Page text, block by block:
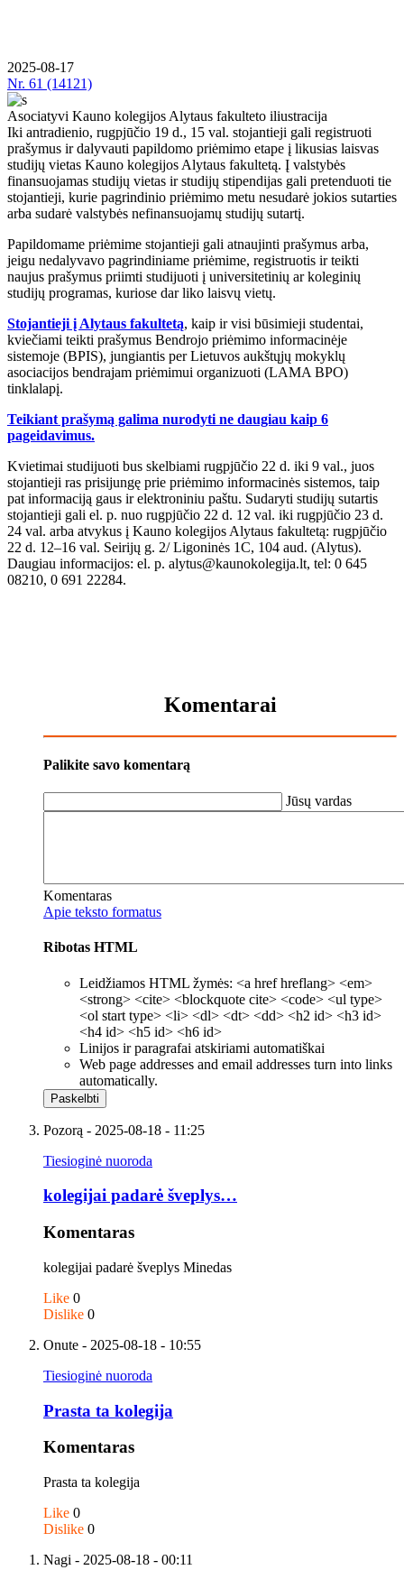
2025-08-17
Nr. 61 (14121)
Asociatyvi Kauno kolegijos Alytaus fakulteto iliustracija
Iki antradienio, rugpjūčio 19 d., 15 val. stojantieji gali registruoti
prašymus ir dalyvauti papildomo priėmimo etape į likusias laisvas
studijų vietas Kauno kolegijos Alytaus fakultetą. Į valstybės
finansuojamas studijų vietas ir studijų stipendijas gali pretenduoti tie
stojantieji, kurie pagrindinio priėmimo metu nesudarė jokios sutarties
arba sudarė valstybės nefinansuojamų studijų sutartį.
Papildomame priėmime stojantieji gali atnaujinti prašymus arba,
jeigu nedalyvavo pagrindiniame priėmime, registruotis ir teikti
naujus prašymus priimti studijuoti į universitetinių ar koleginių
studijų programas, kuriose dar liko laisvų vietų.
Stojantieji į Alytaus fakultetą, kaip ir visi būsimieji studentai,
kviečiami teikti prašymus Bendrojo priėmimo informacinėje
sistemoje (BPIS), jungiantis per Lietuvos aukštųjų mokyklų
asociacijos bendrajam priėmimui organizuoti (LAMA BPO)
tinklalapį.
Teikiant prašymą galima nurodyti ne daugiau kaip 6
pageidavimus.
Kvietimai studijuoti bus skelbiami rugpjūčio 22 d. iki 9 val., juos
stojantieji ras prisijungę prie priėmimo informacinės sistemos, taip
pat informaciją gaus ir elektroniniu paštu. Sudaryti studijų sutartis
stojantieji gali el. p. nuo rugpjūčio 22 d. 12 val. iki rugpjūčio 23 d.
24 val. arba atvykus į Kauno kolegijos Alytaus fakultetą: rugpjūčio
22 d. 12–16 val. Seirijų g. 2/ Ligoninės 1C, 104 aud. (Alytus).
Daugiau informacijos: el. p. alytus@kaunokolegija.lt, tel: 0 645
08210, 0 691 22284.
Komentarai
Palikite savo komentarą
Jūsų vardas
Komentaras
Apie teksto formatus
Ribotas HTML
Leidžiamos HTML žymės: <a href hreflang> <em>
<strong> <cite> <blockquote cite> <code> <ul type>
<ol start type> <li> <dl> <dt> <dd> <h2 id> <h3 id>
<h4 id> <h5 id> <h6 id>
Linijos ir paragrafai atskiriami automatiškai
Web page addresses and email addresses turn into links
automatically.
Pozorą - 2025-08-18 - 11:25
Tiesioginė nuoroda
kolegijai padarė šveplys…
Komentaras
kolegijai padarė šveplys Minedas
Like 0
Dislike 0
Onute - 2025-08-18 - 10:55
Tiesioginė nuoroda
Prasta ta kolegija
Komentaras
Prasta ta kolegija
Like 0
Dislike 0
Nagi - 2025-08-18 - 00:11